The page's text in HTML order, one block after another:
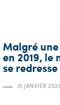
Malgré
en 2019, le
se
31 JANVIER